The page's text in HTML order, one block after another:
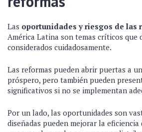
Las oportunidades y riesgos de las
América Latina son temas críticos que
considerados cuidadosamente.
Las reformas pueden abrir puertas a
próspero, pero también pueden
significativos si no se implementan
Por un lado, las oportunidades son
diseñadas pueden mejorar la eficiencia